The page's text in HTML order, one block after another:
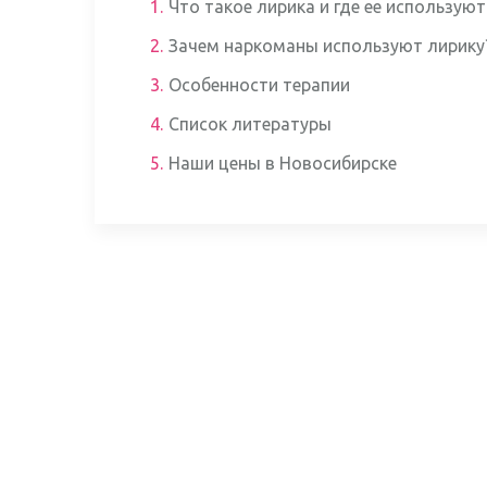
1. Что такое лирика и где ее используют
2. Зачем наркоманы используют
3. Особенности терапии
4. Список литературы
5. Наши цены в Новосибирске